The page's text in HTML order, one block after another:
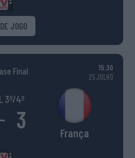
JOGO
Final
15:30
25 JULHO
3º/4º
- 3 França